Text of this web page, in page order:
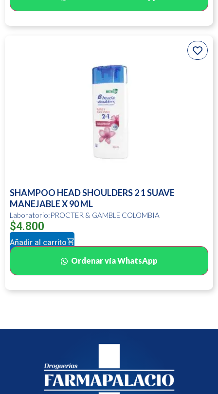
SHAMPOO HEAD SHOULDERS 2 1 SUAVE
MANEJABLE X 90 ML
Laboratorio:PROCTER & GAMBLE COLOMBIA
$4.800
Añadir al carrito
Ordenar vía WhatsApp